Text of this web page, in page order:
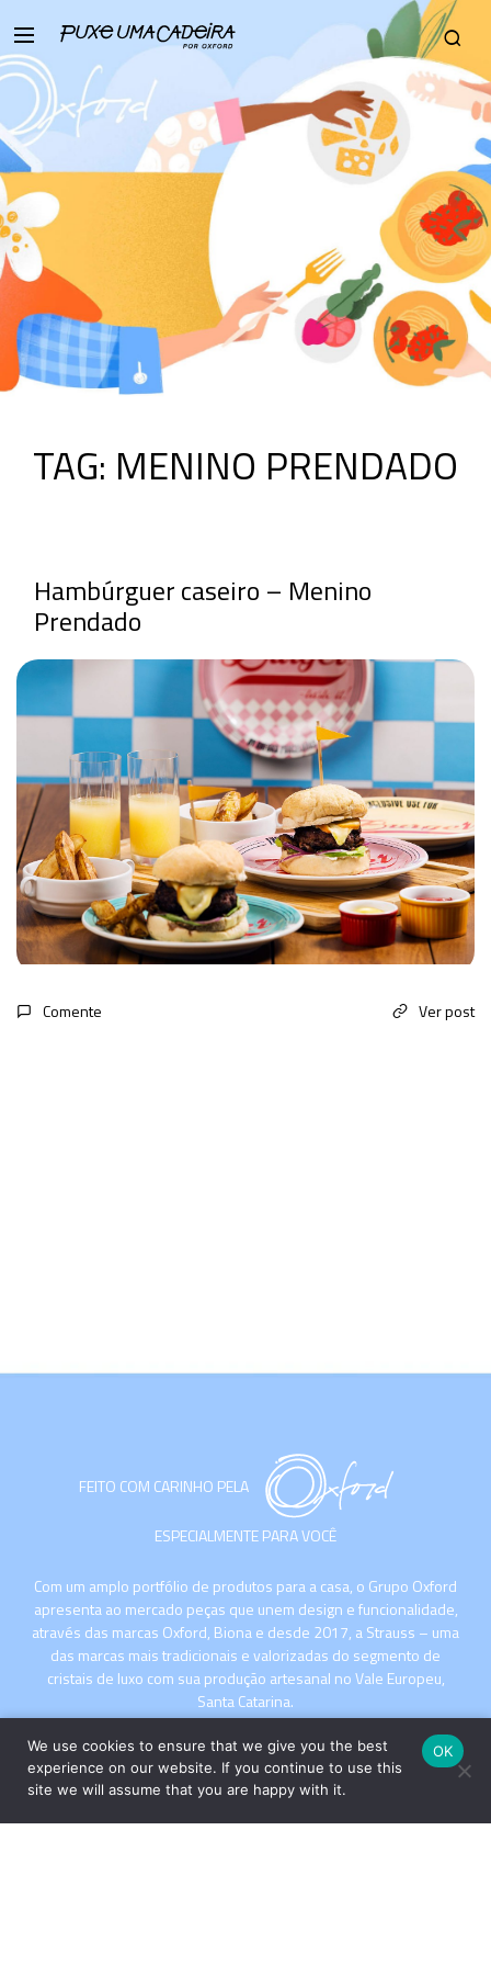
TAG: MENINO PRENDADO
Hambúrguer caseiro – Menino
Prendado
Comente Ver post
FEITO COM CARINHO PELA
ESPECIALMENTE PARA VOCÊ
Com um amplo portfólio de produtos para a casa, o Grupo Oxford
apresenta ao mercado peças que unem design e funcionalidade,
através das marcas Oxford, Biona e desde 2017, a Strauss – uma
das marcas mais tradicionais e valorizadas do segmento de
cristais de luxo com sua produção artesanal no Vale Europeu,
Santa Catarina.
We use cookies to ensure that we give you the best
experience on our website. If you continue to use this
site we will assume that you are happy with it.
OK